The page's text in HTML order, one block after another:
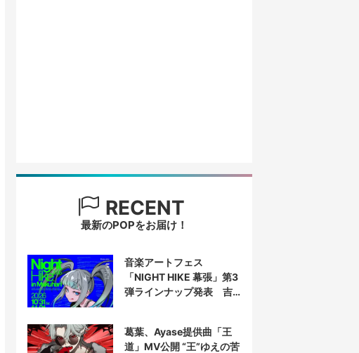
RECENT
最新のPOPをお届け！
音楽アートフェス
「NIGHT HIKE 幕張」第3
弾ラインナップ発表 吉
葛葉、Ayase提供曲「王
道」MV公開 “王”ゆえの苦